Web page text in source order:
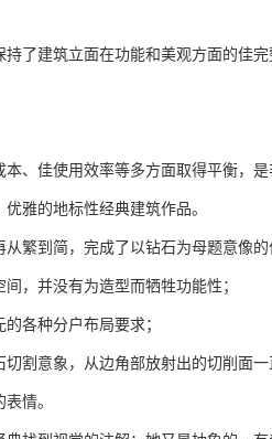
了建筑立面在功能和美观方面的佳
、佳使用效率等多方面取得平衡，是
雅的地标性经典建筑作品。
繁到简，完成了以钻石为母题意像的
，并没有为造型而牺牲功能性；
各种分户布局要求；
割意象，从边角部放射出的切削面
情。